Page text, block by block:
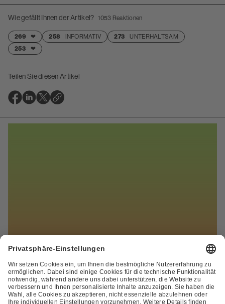
Wie gefällt Ihnen der Artikel? 1053 Reaktionen
269 ❤ 258 INFORMATIV 273
UNTERHALTSAM
253
❤
Teilen Sie diesen Artikel
ZUR ÜBERSICHT